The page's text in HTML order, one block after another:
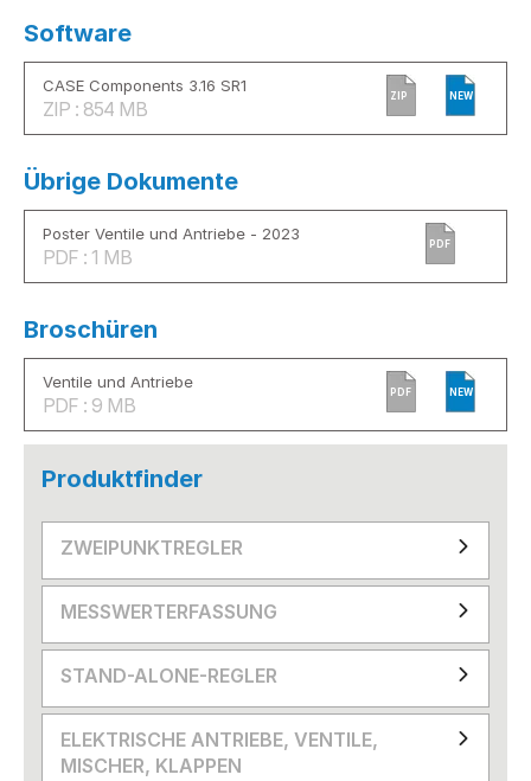
Software
CASE Components 3.16 SR1
ZIP : 854 MB
ZIP NEW
Übrige Dokumente
Poster Ventile und Antriebe - 2023
PDF : 1 MB
PDF
Broschüren
Ventile und Antriebe
PDF : 9 MB
PDF NEW
Produktfinder
ZWEIPUNKTREGLER
MESSWERTERFASSUNG
STAND-ALONE-REGLER
ELEKTRISCHE ANTRIEBE, VENTILE,
MISCHER, KLAPPEN